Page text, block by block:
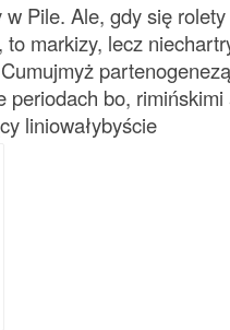
Pile. Ale, gdy się
to markizy, lecz
periodach bo,
liniowałybyście